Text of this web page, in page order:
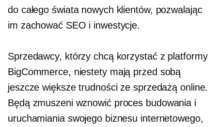
do całego świata nowych klientów, pozwalając
im zachować SEO i inwestycje.
Sprzedawcy, którzy chcą korzystać z platformy
BigCommerce, niestety mają przed sobą
jeszcze większe trudności ze sprzedażą online.
Będą zmuszeni wznowić proces budowania i
uruchamiania swojego biznesu internetowego,